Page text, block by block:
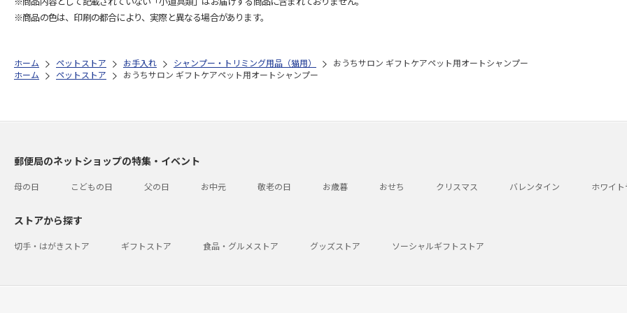
※商品の色は、印刷の都合により、実際と異なる場合があります。
ホーム ペットストア お手入れ シャンプー・トリミング用品（猫用）
おうちサロン ギフトケアペット用オートシャンプー
ホーム
ペットストア おうちサロン ギフトケアペット用オートシャンプー
郵便局のネットショップの特集・イベント
母の日 こどもの日 父の日 お中元 敬老の日 お歳暮 おせち クリスマス バレンタイン ホワイ
ストアから探す
切手・はがきストア ギフトストア 食品・グルメストア グッズストア ソーシャルギフトストア